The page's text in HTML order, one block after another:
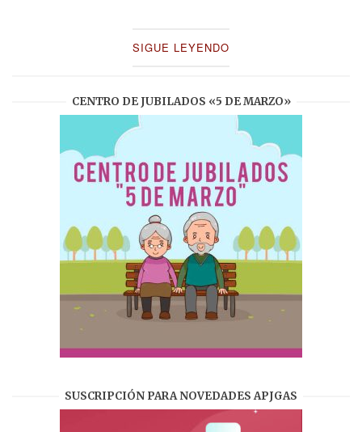
SIGUE LEYENDO
CENTRO DE JUBILADOS «5 DE MARZO»
SUSCRIPCIÓN PARA NOVEDADES APJGAS